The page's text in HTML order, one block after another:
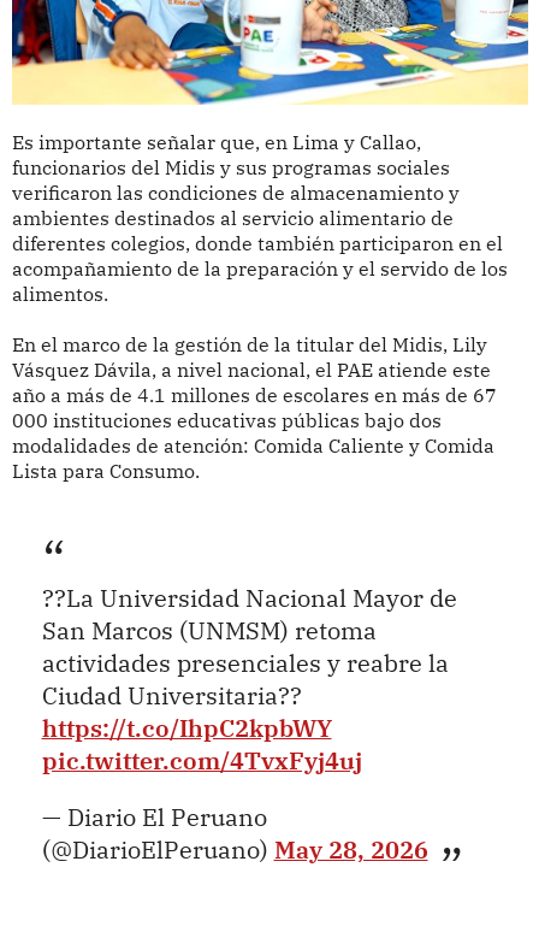
Es importante señalar que, en Lima y Callao,
funcionarios del Midis y sus programas sociales
verificaron las condiciones de almacenamiento y
ambientes destinados al servicio alimentario de
diferentes colegios, donde también participaron en el
acompañamiento de la preparación y el servido de los
alimentos.
En el marco de la gestión de la titular del Midis, Lily
Vásquez Dávila, a nivel nacional, el PAE atiende este
año a más de 4.1 millones de escolares en más de 67
000 instituciones educativas públicas bajo dos
modalidades de atención: Comida Caliente y Comida
Lista para Consumo.
??La Universidad Nacional Mayor de
San Marcos (UNMSM) retoma
actividades presenciales y reabre la
Ciudad Universitaria??
https://t.co/IhpC2kpbWY
pic.twitter.com/4TvxFyj4uj
— Diario El Peruano
(@DiarioElPeruano) May 28, 2026